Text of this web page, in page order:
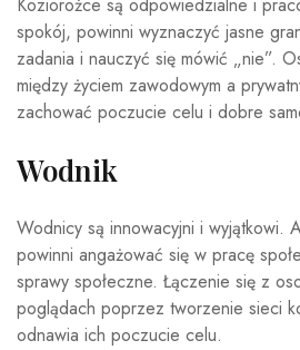
Koziorożce są odpowiedzialne i
spokój, powinni wyznaczyć jasne
zadania i nauczyć się mówić „nie”.
między życiem zawodowym a
zachować poczucie celu i dobre
Wodnik
Wodnicy są innowacyjni i wyjątkowi.
powinni angażować się w pracę
sprawy społeczne. Łączenie się z
poglądach poprzez tworzenie sieci
odnawia ich poczucie celu.